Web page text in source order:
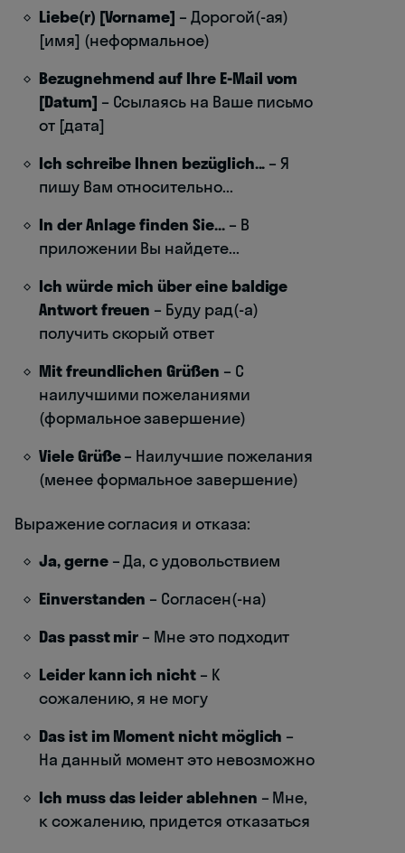
Liebe(r) [Vorname] – Дорогой(-ая)
[имя] (неформальное)
Bezugnehmend auf Ihre E-Mail vom
[Datum] – Ссылаясь на Ваше письмо
от [дата]
Ich schreibe Ihnen bezüglich... – Я
пишу Вам относительно...
In der Anlage finden Sie...– В
приложении Вы найдете...
Ich würde mich über eine baldige
Antwort freuen – Буду рад(-а)
получить скорый ответ
Mit freundlichen Grüßen – С
наилучшими пожеланиями
(формальное завершение)
Viele Grüße– Наилучшие пожелания
(менее формальное завершение)
Выражение согласия и отказа:
Ja, gerne– Да, с удовольствием
Einverstanden – Согласен(-на)
Das passt mir – Мне это подходит
Leider kann ich nicht– К
сожалению, я не могу
Das ist im Moment nicht möglich –
На данный момент это невозможно
Ich muss das leider ablehnen – Мне,
к сожалению, придется отказаться